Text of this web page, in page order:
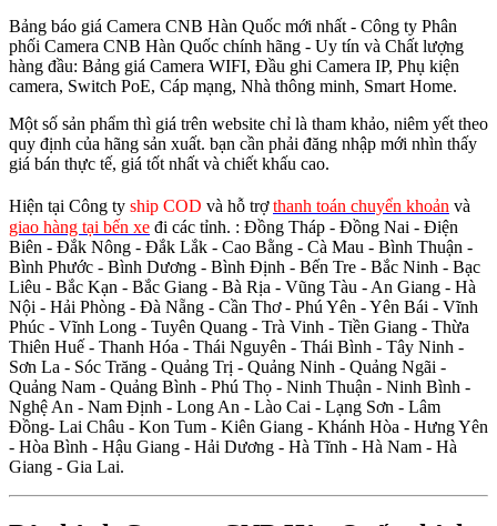
Bảng báo giá Camera CNB Hàn Quốc mới nhất - Công ty Phân
phối Camera CNB Hàn Quốc chính hãng - Uy tín và Chất lượng
hàng đầu: Bảng giá Camera WIFI, Đầu ghi Camera IP, Phụ kiện
camera, Switch PoE, Cáp mạng, Nhà thông minh, Smart Home.
Một số sản phẩm thì giá trên website chỉ là tham khảo, niêm yết theo
quy định của hãng sản xuất. bạn cần phải đăng nhập mới nhìn thấy
giá bán thực tế, giá tốt nhất và chiết khấu cao.
Hiện tại Công ty ship COD và hỗ trợthanh toán chuyển khoản và
giao hàng tại bến xe đi các tỉnh. : Đồng Tháp - Đồng Nai - Điện
Biên - Đắk Nông - Đắk Lắk - Cao Bằng - Cà Mau - Bình Thuận -
Bình Phước - Bình Dương - Bình Định - Bến Tre - Bắc Ninh - Bạc
Liêu - Bắc Kạn - Bắc Giang - Bà Rịa - Vũng Tàu - An Giang - Hà
Nội - Hải Phòng - Đà Nẵng - Cần Thơ - Phú Yên - Yên Bái - Vĩnh
Phúc - Vĩnh Long - Tuyên Quang - Trà Vinh - Tiền Giang - Thừa
Thiên Huế - Thanh Hóa - Thái Nguyên - Thái Bình - Tây Ninh -
Sơn La - Sóc Trăng - Quảng Trị - Quảng Ninh - Quảng Ngãi -
Quảng Nam - Quảng Bình - Phú Thọ - Ninh Thuận - Ninh Bình -
Nghệ An - Nam Định - Long An - Lào Cai - Lạng Sơn - Lâm
Đồng- Lai Châu - Kon Tum - Kiên Giang - Khánh Hòa - Hưng Yên
- Hòa Bình - Hậu Giang - Hải Dương - Hà Tĩnh - Hà Nam - Hà
Giang - Gia Lai.